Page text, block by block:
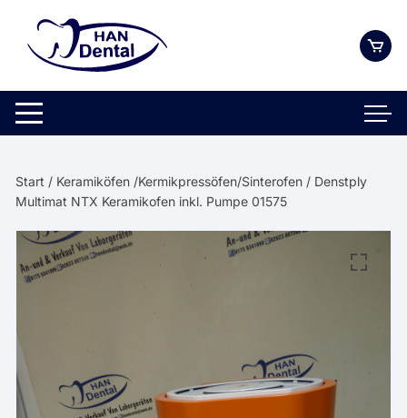
springen
Start / Keramiköfen /Kermikpressöfen/Sinterofen / Denstply
Multimat NTX Keramikofen inkl. Pumpe 01575